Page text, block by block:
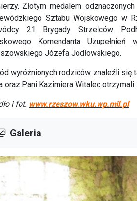
Złotym medalem
Sztabu Wojskowego w
21 Brygady Strzelców
Komendanta
Józefa Jodłowskiego.
wyróżnionych rodziców znaleźli się
oraz Pani Kazimiera Witalec
i fot. www.rzeszow.wku.wp.mil.pl
Galeria